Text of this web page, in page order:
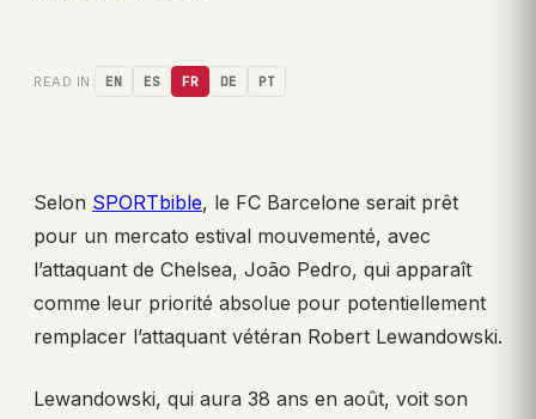
READ IN: EN ES FR DE PT
Selon SPORTbible, le FC Barcelone serait prêt
pour un mercato estival mouvementé, avec
l’attaquant de Chelsea, João Pedro, qui apparaît
comme leur priorité absolue pour potentiellement
remplacer l’attaquant vétéran Robert Lewandowski.
Lewandowski, qui aura 38 ans en août, voit son